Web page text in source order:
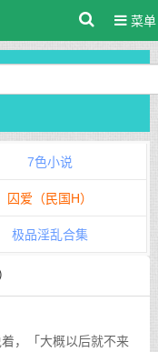
菜单
7色小说
囚爱（民国H）
极品淫乱合集
「大概以后就不来